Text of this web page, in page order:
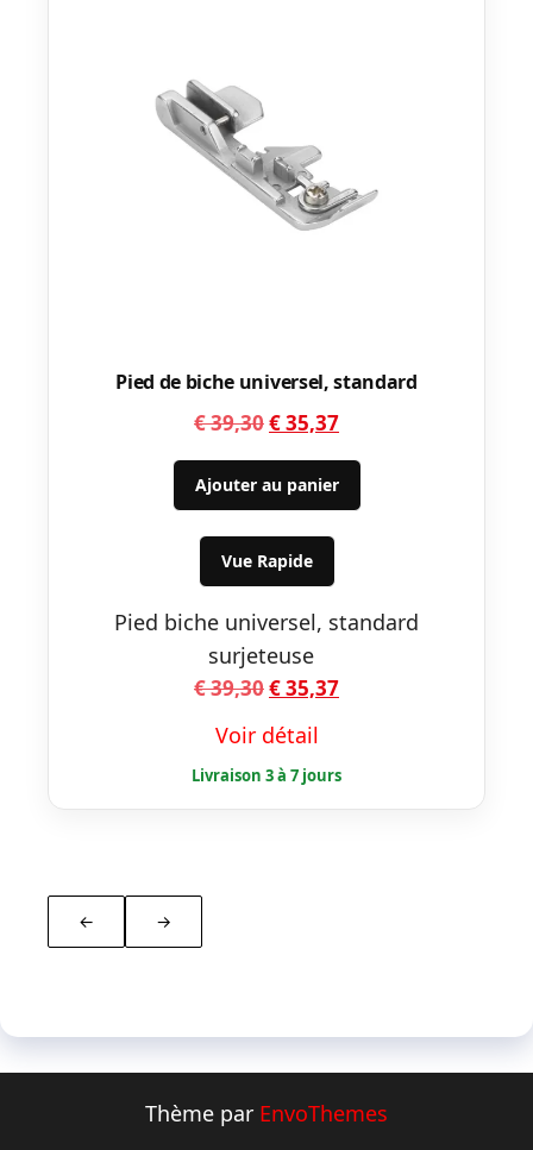
Pied de biche universel, standard
€39,30Le
prix
initial
était :
€ 39,30.
€35,37Le
prix
actuel
est :
Ajouter au panier
Vue Rapide
Pied biche universel, standard
surjeteuse
€39,30Le
initial
était :
€ 39,30.
€35,37Le
est :
€ 35,37.
Voir détail
← →
Thème par EnvoThemes